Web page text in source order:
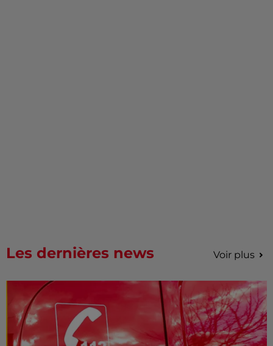
Les dernières news Voir plus